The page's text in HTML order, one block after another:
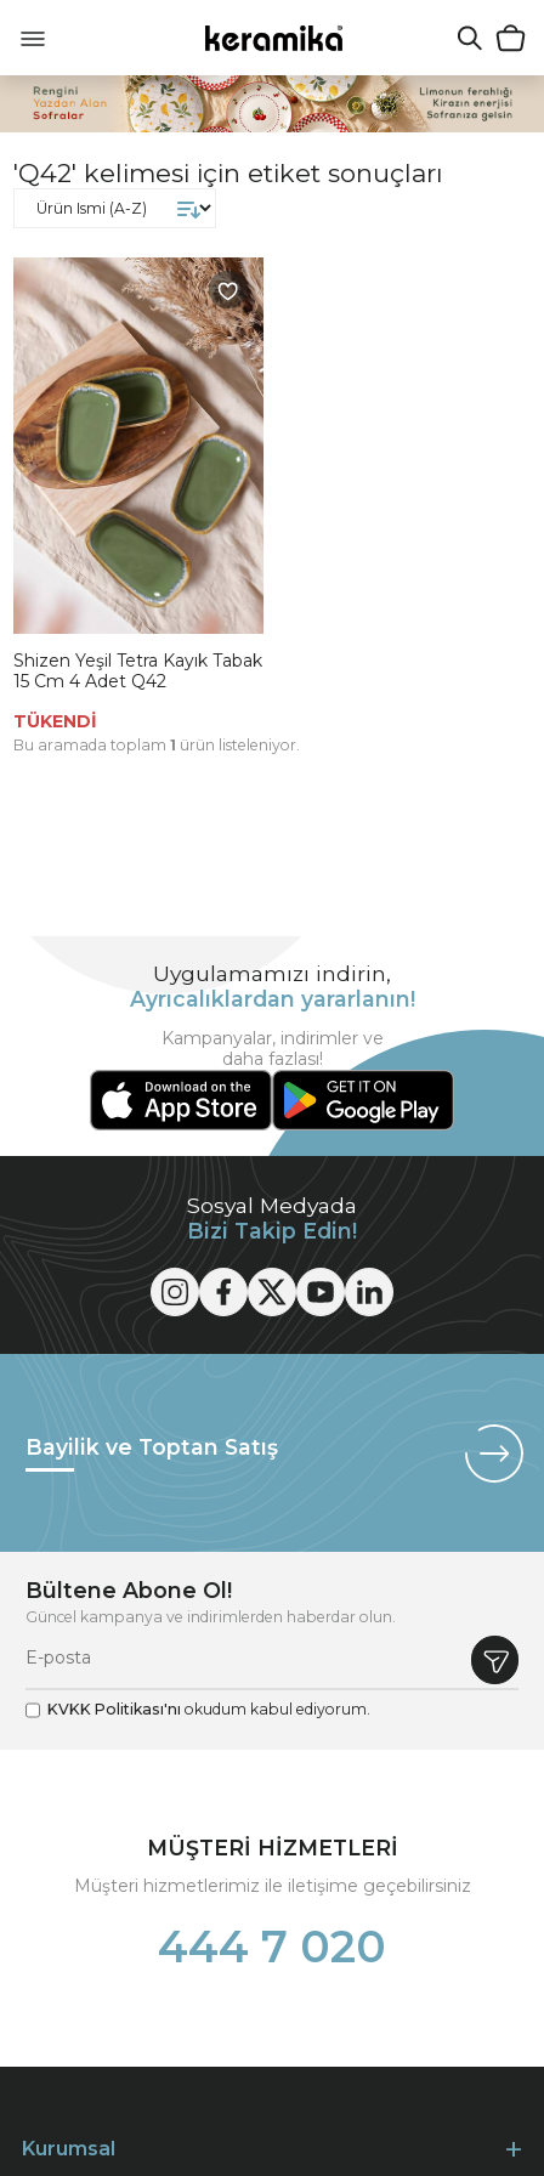
'Q42' kelimesi için etiket sonuçları
Shizen Yeşil Tetra Kayık Tabak
15 Cm 4 Adet Q42
TÜKENDİ
Bu aramada toplam 1 ürün listeleniyor.
Sosyal Medyada
Bizi Takip Edin!
Uygulamamızı indirin,
Ayrıcalıklardan yararlanın!
Kampanyalar, indirimler ve
daha fazlası!
Bayilik ve Toptan Satış
Bültene Abone Ol!
Güncel kampanya ve indirimlerden haberdar olun.
KVKK Politikası'nı okudum kabul ediyorum.
MÜŞTERİ HİZMETLERİ
Müşteri hizmetlerimiz ile iletişime geçebilirsiniz
444 7 020
Kurumsal